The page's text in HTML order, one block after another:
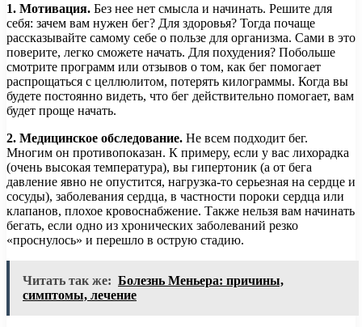
1. Мотивация. Без нее нет смысла и начинать. Решите для
себя: зачем вам нужен бег? Для здоровья? Тогда почаще
рассказывайте самому себе о пользе для организма. Сами в это
поверите, легко сможете начать. Для похудения? Побольше
смотрите программ или отзывов о том, как бег помогает
распрощаться с целлюлитом, потерять килограммы. Когда вы
будете постоянно видеть, что бег действительно помогает, вам
будет проще начать.
2. Медицинское обследование. Не всем подходит бег.
Многим он противопоказан. К примеру, если у вас лихорадка
(очень высокая температура), вы гипертоник (а от бега
давление явно не опустится, нагрузка-то серьезная на сердце и
сосуды), заболевания сердца, в частности пороки сердца или
клапанов, плохое кровоснабжение. Также нельзя вам начинать
бегать, если одно из хронических заболеваний резко
«проснулось» и перешло в острую стадию.
Читать так же: Болезнь Меньера: причины,
симптомы, лечение